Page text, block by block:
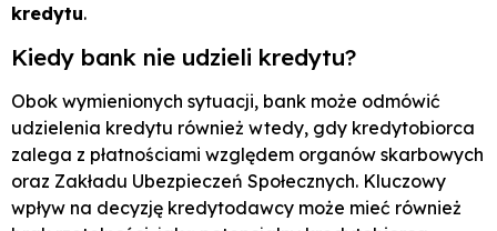
kredytu.
Kiedy bank nie udzieli kredytu?
Obok wymienionych sytuacji, bank może odmówić
udzielenia kredytu również wtedy, gdy kredytobiorca
zalega z płatnościami względem organów skarbowych
oraz Zakładu Ubezpieczeń Społecznych. Kluczowy
wpływ na decyzję kredytodawcy może mieć również